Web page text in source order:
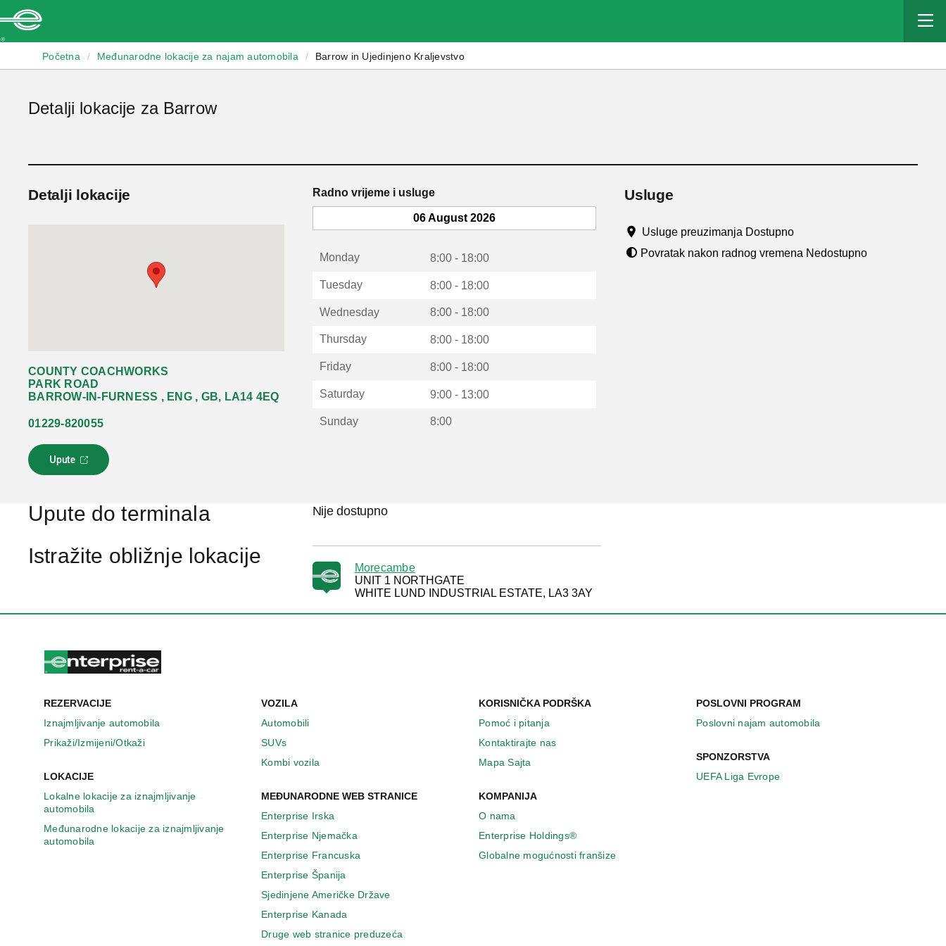
Početna / Međunarodne lokacije za najam automobila / Barrow in Ujedinjeno Kraljevstvo
Detalji lokacije za Barrow
Detalji lokacije
COUNTY COACHWORKS
PARK ROAD
BARROW-IN-FURNESS , ENG , GB, LA14 4EQ
01229-820055
Upute
L
i
s
o
t
a
o
v
m
r
o
o
u
Radno vrijeme i usluge
06 August 2026
Monday 8:00 - 18:00
Tuesday 8:00 - 18:00
Wednesday 8:00 - 18:00
Thursday 8:00 - 18:00
Friday 8:00 - 18:00
Saturday 9:00 - 13:00
Sunday 8:00
Usluge
Usluge preuzimanja Dostupno
Povratak nakon radnog vremena Nedostupno
Upute do terminala Nije dostupno
Istražite obližnje lokacije
Morecambe
UNIT 1 NORTHGATE
WHITE LUND INDUSTRIAL ESTATE, LA3 3AY
REZERVACIJE
Iznajmljivanje automobila
Prikaži/Izmijeni/Otkaži
LOKACIJE
Lokalne lokacije za iznajmljivanje
automobila
Međunarodne lokacije za iznajmljivanje
automobila
VOZILA
Automobili
SUVs
Kombi vozila
MEĐUNARODNE WEB STRANICE
Enterprise Irska
Enterprise Njemačka
Enterprise Francuska
Enterprise Španija
Sjedinjene Američke Države
Enterprise Κanada
Druge web stranice preduzeća
KORISNIČKA PODRŠKA
Pomoć i pitanja
Kontaktirajte nas
Mapa Sajta
KOMPANIJA
O nama
Enterprise Holdings®
Globalne mogućnosti franšize
POSLOVNI PROGRAM
Poslovni najam automobila
SPONZORSTVA
UEFA Liga Evrope